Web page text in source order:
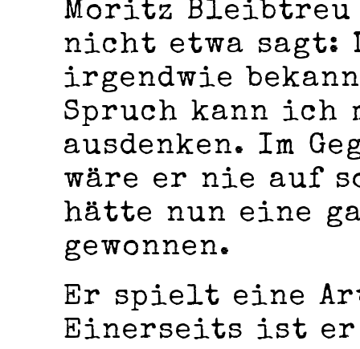
Moritz Bleibtreu
nicht etwa sagt:
irgendwie
Spruch kann ich
ausdenken. Im
wäre er nie auf
hätte nun eine
gewonnen.
Er spielt eine
Einerseits ist er